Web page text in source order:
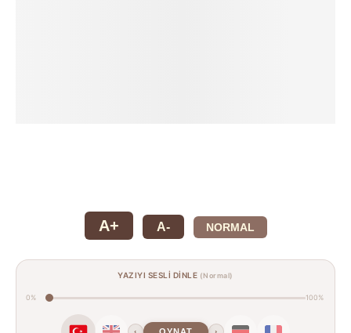
A+ A- NORMAL
YAZIYI SESLİ DİNLE (Normal)
0% 100%
‹ OYNAT ›